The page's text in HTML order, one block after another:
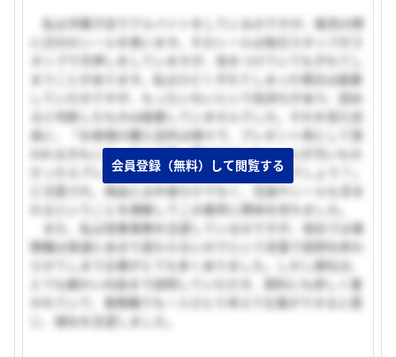
私は洋菓子店でアルバイトをしているのですが、販売の際
に日付のシールを使います。そのシールは毎日スタッフがス
タンプで手押しをしていますが、気をつけていてもずれてし
まうことがあります。私はひどくずれてしまった場合は破棄
していたのですが、もったいないという気持ちがあり、読め
ると判断したものは破棄していませんでした。それを見た店
長に、「お客様の購入目的は様々で、プレゼント用として買
われる方もいる。そんな時、使われていたシールが汚いもの
だったらプレゼントするという気持ちも台無しでしょう？」
と注意され、商品とは中身だけでなく、包装やシールも含ま
れるということを理解してこの業界に興味を持ちました。
また、私は営業事務を志望しているのですが、他社では事
務職は普通とあまり変わらないのでという言葉で説明を終わ
らせてしまう企業がとても多くありました。しかし御社は、
とても細かい内容まで説明していただき、資料にも詳しく書
かれていて、事務職でも一人ひとり考えて仕事ができると感
じ、御社を志望しました。
会員登録（無料）して閲覧する